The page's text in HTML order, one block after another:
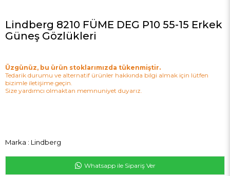
Lindberg 8210 FÜME DEG P10 55-15 Erkek
Güneş Gözlükleri
Üzgünüz, bu ürün stoklarımızda tükenmiştir.
Tedarik durumu ve alternatif ürünler hakkında bilgi almak için lütfen
bizimle iletişime geçin.
Size yardımcı olmaktan memnuniyet duyarız.
Marka : Lindberg
Whatsapp ile Sipariş Ver